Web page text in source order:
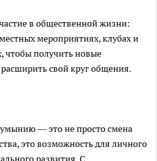
в общественной жизни:
мероприятиях, клубах и
чтобы получить новые
свой круг общения.
— это не просто смена
это возможность для личного